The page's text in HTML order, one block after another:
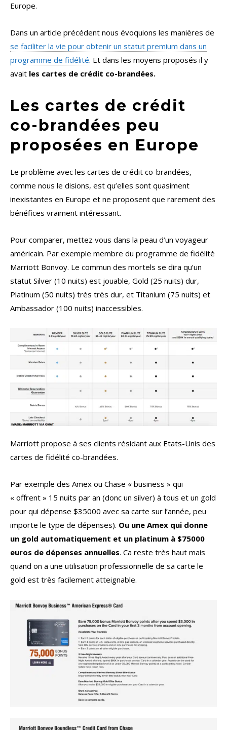
Europe.
Dans un article précédent nous évoquions les manières de
se faciliter la vie pour obtenir un statut premium dans un
programme de fidélité. Et dans les moyens proposés il y
avait les cartes de crédit co-brandées.
Les cartes de crédit
co-brandées peu
proposées en Europe
Le problème avec les cartes de crédit co-brandées,
comme nous le disions, est qu’elles sont quasiment
inexistantes en Europe et ne proposent que rarement des
bénéfices vraiment intéressant.
Pour comparer, mettez vous dans la peau d’un voyageur
américain. Par exemple membre du programme de fidélité
Marriott Bonvoy. Le commun des mortels se dira qu’un
statut Silver (10 nuits) est jouable, Gold (25 nuits) dur,
Platinum (50 nuits) très très dur, et Titanium (75 nuits) et
Ambassador (100 nuits) inaccessibles.
Marriott propose à ses clients résidant aux Etats-Unis des
cartes de fidélité co-brandées.
Par exemple des Amex ou Chase « business » qui
« offrent » 15 nuits par an (donc un silver) à tous et un gold
pour qui dépense $35000 avec sa carte sur l’année, peu
importe le type de dépenses). Ou une Amex qui donne
un gold automatiquement et un platinum à $75000
euros de dépenses annuelles. Ca reste très haut mais
quand on a une utilisation professionnelle de sa carte le
gold est très facilement atteignable.